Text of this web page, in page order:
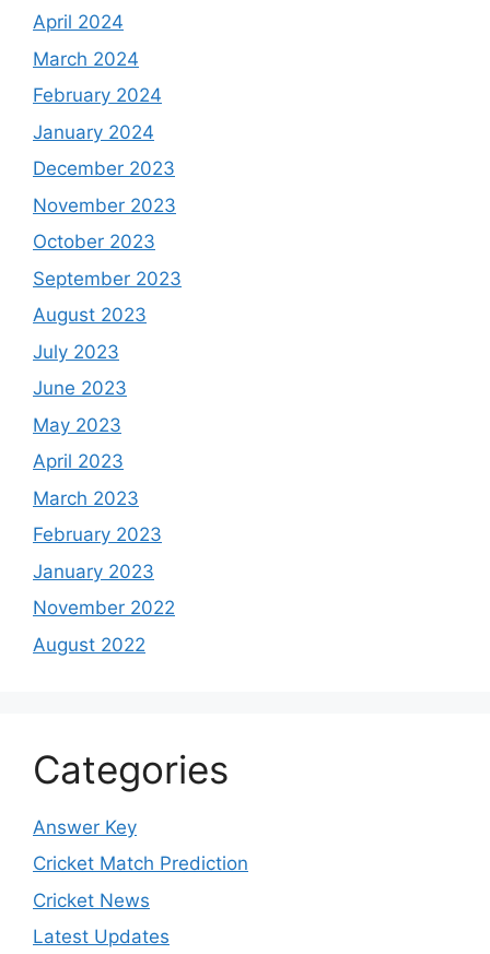
April 2024
March 2024
February 2024
January 2024
December 2023
November 2023
October 2023
September 2023
August 2023
July 2023
June 2023
May 2023
April 2023
March 2023
February 2023
January 2023
November 2022
August 2022
Categories
Answer Key
Cricket Match Prediction
Cricket News
Latest Updates